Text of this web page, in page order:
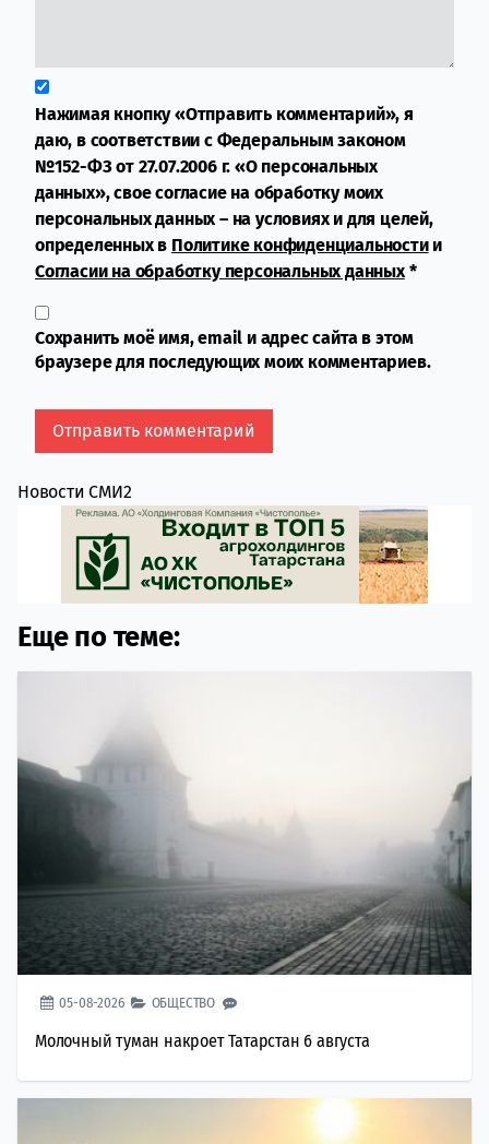
Нажимая кнопку «Отправить комментарий», я
даю, в соответствии с Федеральным законом
№152-ФЗ от 27.07.2006 г. «О персональных
данных», свое согласие на обработку моих
персональных данных – на условиях и для целей,
определенных в Политике конфиденциальностии
Согласии на обработку персональных данных*
Сохранить моё имя, email и адрес сайта в этом
браузере для последующих моих комментариев.
Новости СМИ2
Еще по теме:
05-08-2026 ОБЩЕСТВО
Молочный туман накроет Татарстан 6 августа